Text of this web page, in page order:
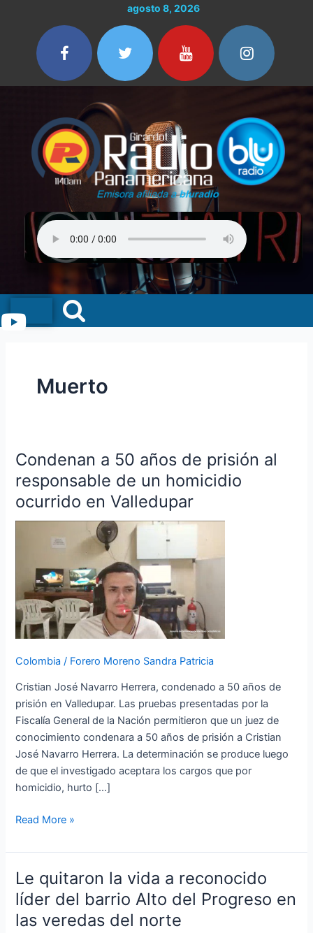
contenido
agosto 8, 2026
Menu
Muerto
Condenan a 50 años de prisión al
responsable de un homicidio
ocurrido en Valledupar
Colombia / Forero Moreno Sandra Patricia
Cristian José Navarro Herrera, condenado a 50 años de
prisión en Valledupar. Las pruebas presentadas por la
Fiscalía General de la Nación permitieron que un juez de
conocimiento condenara a 50 años de prisión a Cristian
José Navarro Herrera. La determinación se produce luego
de que el investigado aceptara los cargos que por
homicidio, hurto […]
Condenan
a
50
años
de
responsable
de
un
homicidio
ocurrido
en
Read More »
Le quitaron la vida a reconocido
líder del barrio Alto del Progreso en
las veredas del norte
Le
quitaron
la
vida